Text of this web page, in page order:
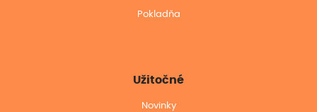
Pokladňa
Užitočné
Novinky